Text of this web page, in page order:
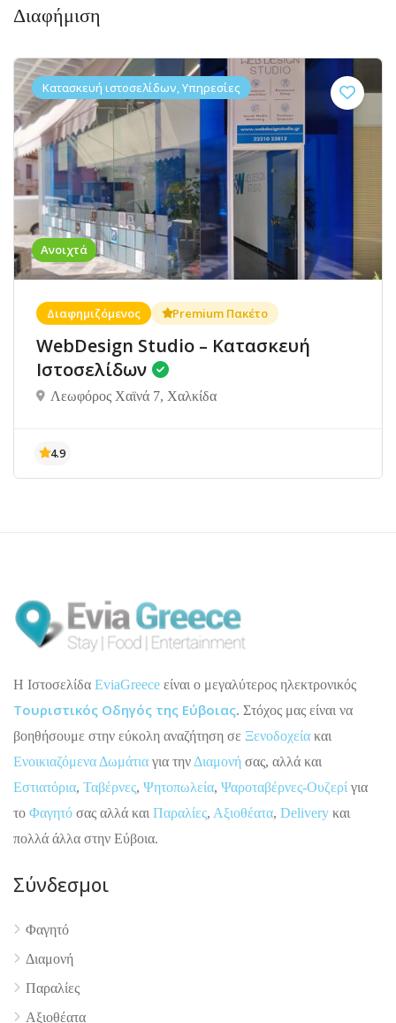
Διαφήμιση
Ανοιχτά
Κατασκευή ιστοσελίδων, Υπηρεσίες
Διαφημιζόμενος Premium Πακέτο
WebDesign Studio – Κατασκευή
Ιστοσελίδων
Λεωφόρος Χαϊνά 7, Χαλκίδα
H Ιστοσελίδα EviaGreece είναι ο μεγαλύτερος ηλεκτρονικός
Τουριστικός Οδηγός της Εύβοιας. Στόχος μας είναι να
βοηθήσουμε στην εύκολη αναζήτηση σε Ξενοδοχεία και
Ενοικιαζόμενα Δωμάτια για την Διαμονή σας, αλλά και
Εστιατόρια, Ταβέρνες, Ψητοπωλεία, Ψαροταβέρνες-Ουζερί για
το Φαγητό σας αλλά και Παραλίες, Αξιοθέατα, Delivery και
πολλά άλλα στην Εύβοια.
Σύνδεσμοι
Φαγητό
Διαμονή
Παραλίες
Αξιοθέατα